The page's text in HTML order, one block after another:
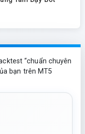
“chuẩn chuyên
bạn trên MT5